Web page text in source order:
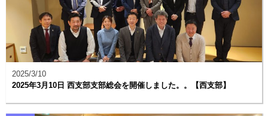
2025/3/10
2025年3月10日 西支部支部総会を開催しました。。【西支部】